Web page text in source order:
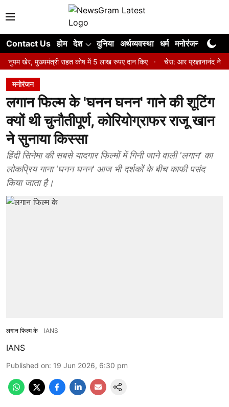
Contact Us होम देश दुनिया अर्थव्यवस्था धर्म मनोरंजन खेल
मुख्यमंत्री राहत कोष में 5 लाख रुपए दान किए चेस: आर प्रज्ञानानंद ने जीता सेंट
मनोरंजन
लगान फिल्म के 'घनन घनन' गाने की शूटिंग
क्यों थी चुनौतीपूर्ण, कोरियोग्राफर राजू खान
ने सुनाया किस्सा
हिंदी सिनेमा की सबसे यादगार फिल्मों में गिनी जाने वाली 'लगान' का
लोकप्रिय गाना 'घनन घनन' आज भी दर्शकों के बीच काफी पसंद
किया जाता है।
लगान फिल्म के IANS
IANS
Published on: 19 Jun 2026, 6:30 pm